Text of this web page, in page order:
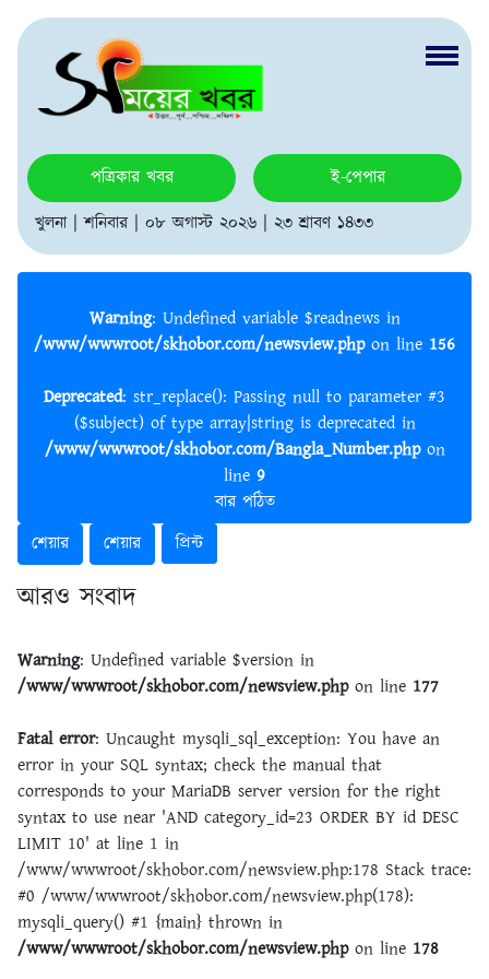
পত্রিকার খবর
ই-পেপার
খুলনা | শনিবার | ০৮ অগাস্ট ২০২৬ | ২৩ শ্রাবণ ১৪৩৩
Warning : Undefined variable $readnews in
/www/wwwroot/skhobor.com/newsview.phpon line 156
Deprecated: str_replace(): Passing null to parameter #3
($subject) of type array|string is deprecated in
/www/wwwroot/skhobor.com/Bangla_Number.phpon
line 9
বার পঠিত
শেয়ার
শেয়ার প্রিন্ট
আরও সংবাদ
Warning: Undefined variable $version in
/www/wwwroot/skhobor.com/newsview.phpon line 177
Fatal error: Uncaught mysqli_sql_exception: You have an
error in your SQL syntax; check the manual that
corresponds to your MariaDB server version for the right
syntax to use near 'AND category_id=23 ORDER BY id DESC
LIMIT 10' at line 1 in
/www/wwwroot/skhobor.com/newsview.php:178 Stack trace:
#0 /www/wwwroot/skhobor.com/newsview.php(178):
mysqli_query() #1 {main} thrown in
/www/wwwroot/skhobor.com/newsview.phpon line 178